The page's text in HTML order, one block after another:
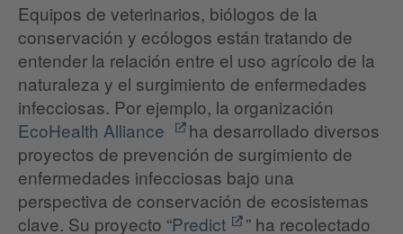
Equipos de veterinarios, biólogos de la
conservación y ecólogos están tratando de
entender la relación entre el uso agrícolo de la
naturaleza y el surgimiento de enfermedades
infecciosas. Por ejemplo, la organización
EcoHealth Alliance
ha desarrollado diversos
proyectos de prevención de surgimiento de
enfermedades infecciosas bajo una
perspectiva de conservación de ecosistemas
clave. Su proyecto “Predict
” ha recolectado